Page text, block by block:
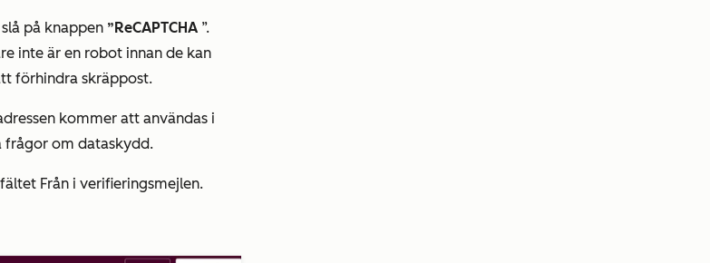
på knappen ”ReCAPTCHA ”.
inte är en robot innan de kan
förhindra skräppost.
kommer att användas i
frågor om dataskydd.
fältet Från i verifieringsmejlen.